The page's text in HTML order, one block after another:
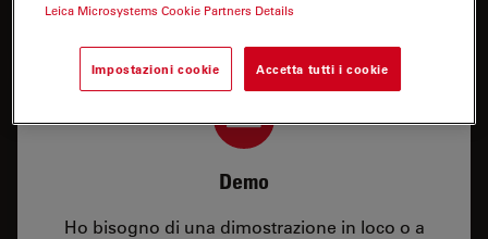
informazioni sul prezzo.
Demo
Ho bisogno di una dimostrazione in loco o a
Leica Microsystems Cookie Partners Details
Impostazioni cookie Accetta tutti i cookie